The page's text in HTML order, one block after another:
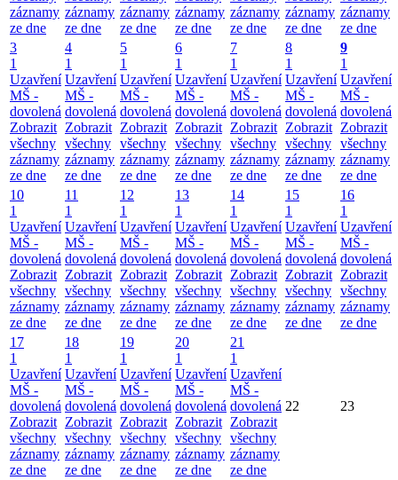
záznamy
ze dne
záznamy
ze dne
záznamy
ze dne
záznamy
ze dne
záznamy
ze dne
záznamy
ze dne
záznamy
ze dne
3
1
Uzavření
MŠ -
dovolená
Zobrazit
všechny
záznamy
ze dne
4
1
Uzavření
MŠ -
dovolená
Zobrazit
všechny
záznamy
ze dne
5
1
Uzavření
MŠ -
dovolená
Zobrazit
všechny
záznamy
ze dne
6
1
Uzavření
MŠ -
dovolená
Zobrazit
všechny
záznamy
ze dne
7
1
Uzavření
MŠ -
dovolená
Zobrazit
všechny
záznamy
ze dne
8
1
Uzavření
MŠ -
dovolená
Zobrazit
všechny
záznamy
ze dne
9
1
Uzavření
MŠ -
dovolená
Zobrazit
všechny
záznamy
ze dne
10
1
Uzavření
MŠ -
dovolená
Zobrazit
všechny
záznamy
ze dne
11
1
Uzavření
MŠ -
dovolená
Zobrazit
všechny
záznamy
ze dne
12
1
Uzavření
MŠ -
dovolená
Zobrazit
všechny
záznamy
ze dne
13
1
Uzavření
MŠ -
dovolená
Zobrazit
všechny
záznamy
ze dne
14
1
Uzavření
MŠ -
dovolená
Zobrazit
všechny
záznamy
ze dne
15
1
Uzavření
MŠ -
dovolená
Zobrazit
všechny
záznamy
ze dne
16
1
Uzavření
MŠ -
dovolená
Zobrazit
všechny
záznamy
ze dne
17
1
Uzavření
MŠ -
dovolená
Zobrazit
všechny
záznamy
ze dne
18
1
Uzavření
MŠ -
dovolená
Zobrazit
všechny
záznamy
ze dne
19
1
Uzavření
MŠ -
dovolená
Zobrazit
všechny
záznamy
ze dne
20
1
Uzavření
MŠ -
dovolená
Zobrazit
všechny
záznamy
ze dne
21
1
Uzavření
MŠ -
dovolená
Zobrazit
všechny
záznamy
ze dne
22 23